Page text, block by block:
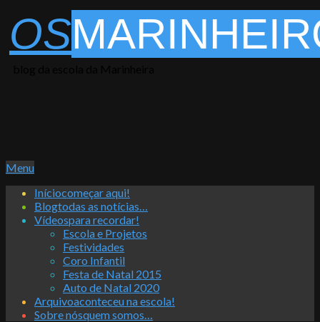
to
content
OS
Primary
Menu
Menu
Iníciocomeçar aqui!
Blogtodas as notícias…
Vídeospara recordar!
Escola e Projetos
Festividades
Coro Infantil
Festa de Natal 2015
Auto de Natal 2020
Arquivoaconteceu na escola!
Sobre nósquem somos…